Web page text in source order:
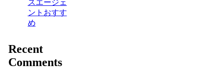
スエージェ
ントおすす
め
Recent
Comments